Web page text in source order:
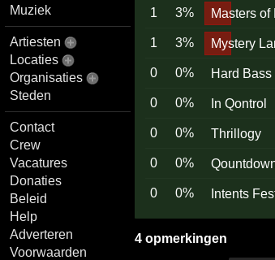
Muziek
Artiesten
Locaties
Organisaties
Steden
Contact
Crew
Vacatures
Donaties
Beleid
Help
Adverteren
Voorwaarden
1 3% Masters of
1 3% Mystery
0 0% Hard Bass
0 0% In Qontrol
0 0% Thrillogy
0 0%
0 0% Intents
4 opmerkingen